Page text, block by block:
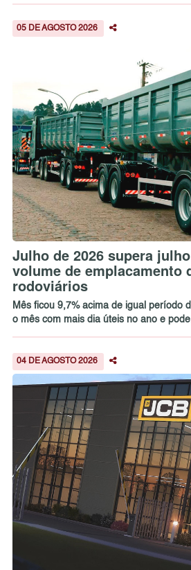
05 DE AGOSTO 2026
Julho de 2026 supera
volume de emplacamento
rodoviários
Mês ficou 9,7% acima de igual período
o mês com mais dia úteis no ano e
04 DE AGOSTO 2026